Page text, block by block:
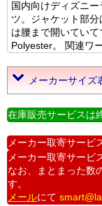
国内向けディズニ
ツ。ジャケット部
は腰まで開いてい
Polyester。 関連ワ
メーカーサイズ
在庫販売サービスは
メーカー取寄サービ
メーカー取寄サービ
なお、まとまった数
す。
メールにて